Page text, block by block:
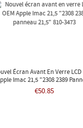
Écran Avant En Verre LCD
Imac 21,5 "2308 2389
21,5" 810-3473
€50.85